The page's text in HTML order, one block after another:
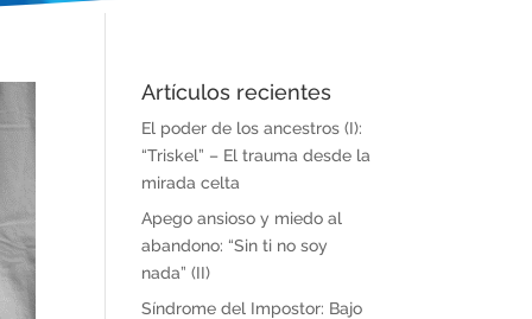
Artículos recientes
El poder de los ancestros (I):
“Triskel” – El trauma desde la
mirada celta
Apego ansioso y miedo al
abandono: “Sin ti no soy
nada” (II)
Síndrome del Impostor: Bajo